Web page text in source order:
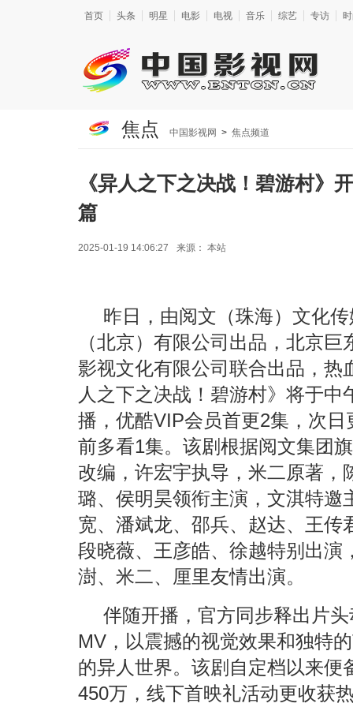
首页 头条 明星 电影 电视 音乐 综艺 专访
焦点 中国影视网 > 焦点频道
《异人之下之决战！碧游村》
篇
2025-01-19 14:06:27 来源： 本站
昨日，由阅文（珠海）文化
（北京）有限公司出品，北京
影视文化有限公司联合出品，热
人之下之决战！碧游村》将于
播，优酷VIP会员首更2集，次
前多看1集。该剧根据阅文集团
改编，许宏宇执导，米二原著，
璐、侯明昊领衔主演，文淇特邀
宽、潘斌龙、邵兵、赵达、王传
段晓薇、王彦皓、徐越特别出演
澍、米二、厘里友情出演。
伴随开播，官方同步释出片
MV，以震撼的视觉效果和独特
的异人世界。该剧自定档以来便
450万，线下首映礼活动更收获